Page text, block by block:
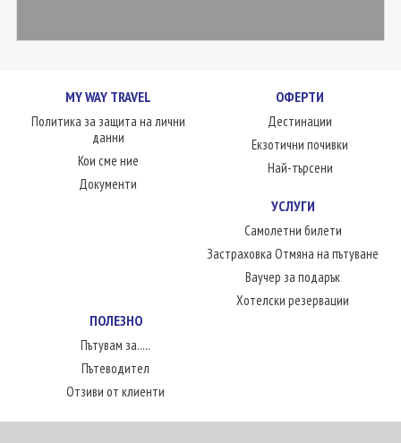
MY WAY TRAVEL
Политика за защита на лични
данни
Кои сме ние
Документи
ОФЕРТИ
Дестинации
Екзотични почивки
Най-търсени
УСЛУГИ
Самолетни билети
Застраховка Отмяна на пътуване
Ваучер за подарък
Хотелски резервации
ПОЛЕЗНО
Пътувам за.....
Пътеводител
Отзиви от клиенти